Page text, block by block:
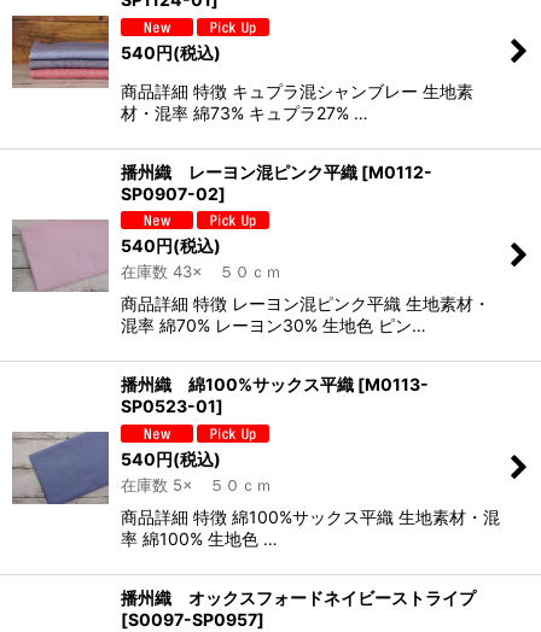
並び順:
絞り込む
540円(税込)
商品詳細 特徴 キュプラ混シャンブレー 生地素
材・混率 綿73% キュプラ27% …
播州織 レーヨン混ピンク平織 [M0112-
SP0907-02]
540円(税込)
在庫数 43× ５０ｃｍ
商品詳細 特徴 レーヨン混ピンク平織 生地素材・
混率 綿70% レーヨン30% 生地色 ピン…
播州織 綿100%サックス平織 [M0113-
SP0523-01]
540円(税込)
在庫数 5× ５０ｃｍ
商品詳細 特徴 綿100%サックス平織 生地素材・混
率 綿100% 生地色 …
播州織 オックスフォードネイビーストライプ
[S0097-SP0957]